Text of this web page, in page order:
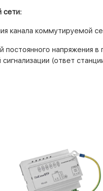
сети:
канала коммутируемой
постоянного напряжения
(ответ